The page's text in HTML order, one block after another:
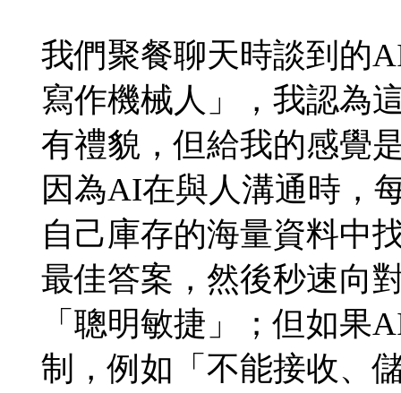
我們聚餐聊天時談到的
寫作機械人」，我認為
有禮貌，但給我的感覺
因為AI在與人溝通時，
自己庫存的海量資料中
最佳答案，然後秒速向
「聰明敏捷」；但如果
制，例如「不能接收、